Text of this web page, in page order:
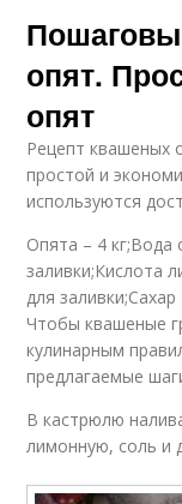
опят.
опят
Рецепт квашеных
простой и
используются
Опята – 4 кг;Вода
заливки;Кислота
для
Чтобы квашеные
кулинарным
предлагаемые
В кастрюлю
лимонную, соль и